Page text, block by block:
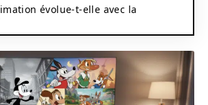
évolue-t-elle avec la